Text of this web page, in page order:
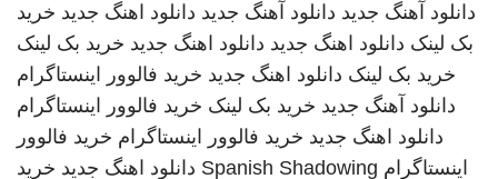
دانلود آهنگ جدید دانلود آهنگ جدید دانلود اهنگ جدید خرید
بک لینک دانلود اهنگ جدید دانلود اهنگ جدید خرید بک لینک
خرید بک لینک دانلود اهنگ جدید خرید فالوور اینستاگرام
دانلود آهنگ جدید خرید بک لینک خرید فالوور اینستاگرام
دانلود اهنگ جدید خرید فالوور اینستاگرام خرید فالوور
اینستاگرام Spanish Shadowing دانلود اهنگ جدید خرید